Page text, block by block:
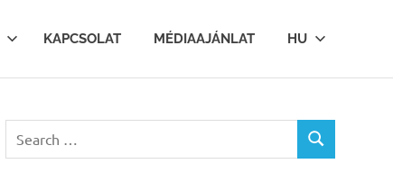
KAPCSOLAT MÉDIAAJÁNLAT HU
for:
SEARCH